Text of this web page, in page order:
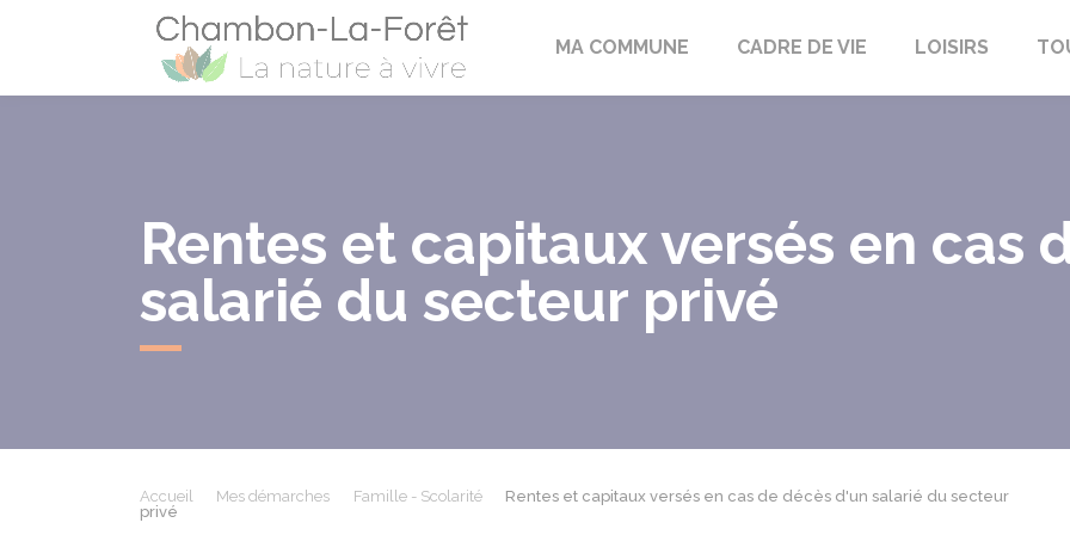
Chambon-la-Fôret
MA COMMUNE CADRE DE VIE LOISIRS
Rentes et capitaux versés en cas
salarié du secteur privé
Accueil Mes démarches Famille - Scolarité
Rentes et capitaux versés en cas de décès d'un salarié du secteur
privé